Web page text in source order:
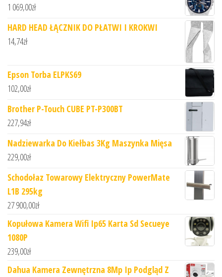
1 069,00zł
HARD HEAD ŁĄCZNIK DO PŁATWI I KROKWI
14,74zł
Epson Torba ELPKS69
102,00zł
Brother P-Touch CUBE PT-P300BT
227,94zł
Nadziewarka Do Kiełbas 3Kg Maszynka Mięsa
229,00zł
Schodołaz Towarowy Elektryczny PowerMate
L1B 295kg
27 900,00zł
Kopułowa Kamera Wifi Ip65 Karta Sd Secueye
1080P
239,00zł
Dahua Kamera Zewnętrzna 8Mp Ip Podgląd Z